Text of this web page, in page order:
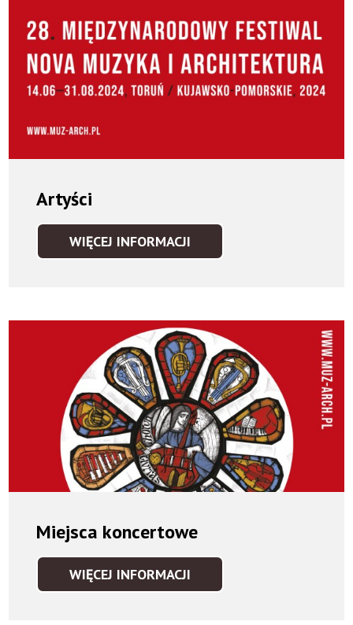
Artyści
WIĘCEJ INFORMACJI
ARTYŚCI
Miejsca koncertowe
WIĘCEJ INFORMACJI
MIEJSCA